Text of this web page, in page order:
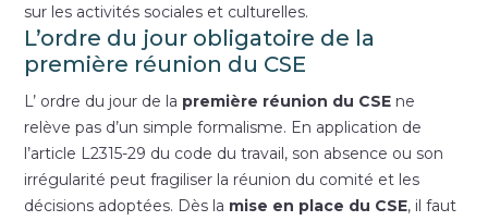
sur les activités sociales et culturelles.
L’ordre du jour obligatoire de la
première réunion du CSE
L’ ordre du jour de la première réunion du CSE ne
relève pas d’un simple formalisme. En application de
l’article L2315-29 du code du travail, son absence ou son
irrégularité peut fragiliser la réunion du comité et les
décisions adoptées. Dès la mise en place du CSE, il faut